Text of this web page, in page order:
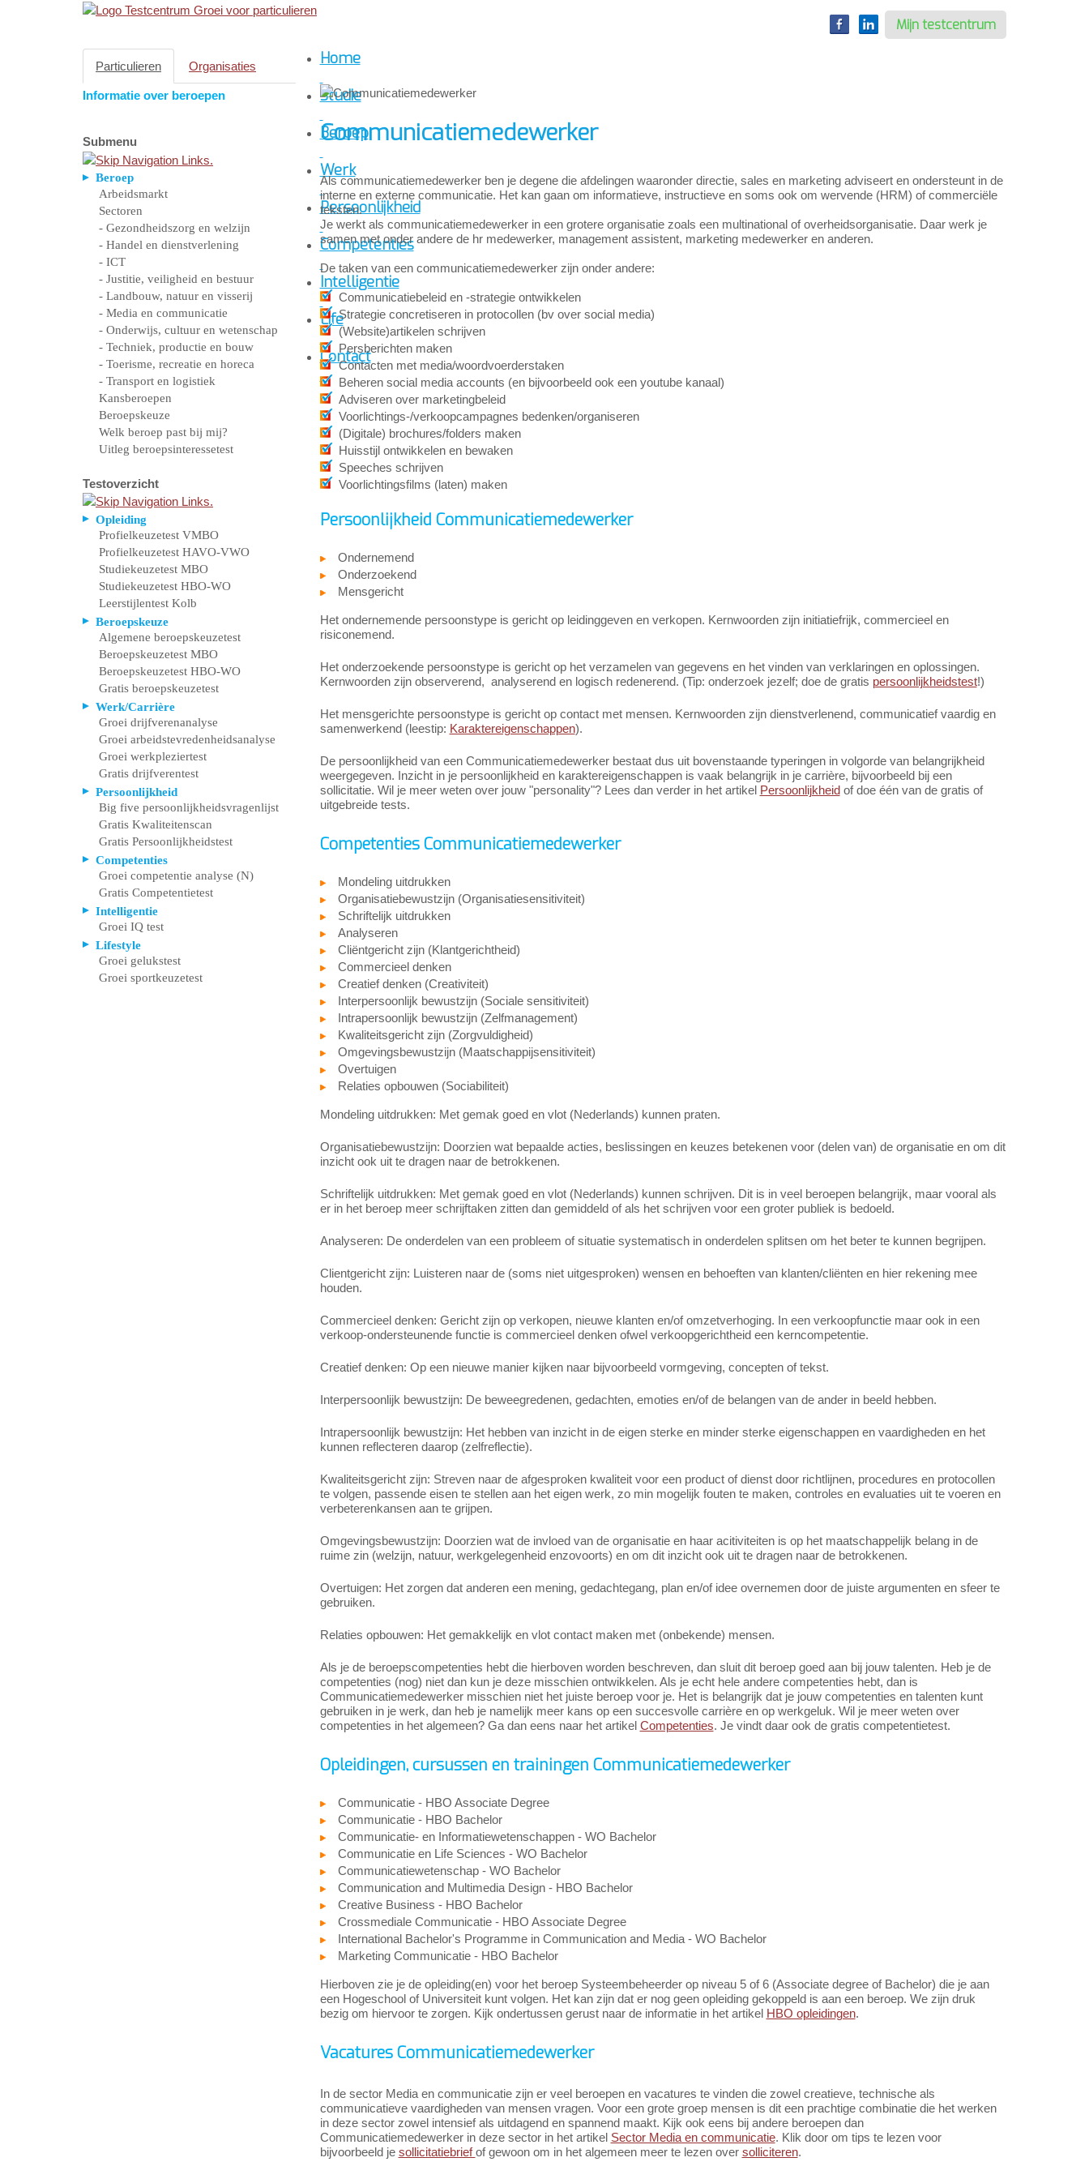
Mijn testcentrum
Particulieren Organisaties
Informatie over beroepen
Submenu
Beroep
Arbeidsmarkt
Sectoren
- Gezondheidszorg en welzijn
- Handel en dienstverlening
- ICT
- Justitie, veiligheid en bestuur
- Landbouw, natuur en visserij
- Media en communicatie
- Onderwijs, cultuur en wetenschap
- Techniek, productie en bouw
- Toerisme, recreatie en horeca
- Transport en logistiek
Kansberoepen
Beroepskeuze
Welk beroep past bij mij?
Uitleg beroepsinteressetest
Testoverzicht
Opleiding
Profielkeuzetest VMBO
Profielkeuzetest HAVO-VWO
Studiekeuzetest MBO
Studiekeuzetest HBO-WO
Leerstijlentest Kolb
Beroepskeuze
Algemene beroepskeuzetest
Beroepskeuzetest MBO
Beroepskeuzetest HBO-WO
Gratis beroepskeuzetest
Werk/Carrière
Groei drijfverenanalyse
Groei arbeidstevredenheidsanalyse
Groei werkpleziertest
Gratis drijfverentest
Persoonlijkheid
Big five persoonlijkheidsvragenlijst
Gratis Kwaliteitenscan
Gratis Persoonlijkheidstest
Competenties
Groei competentie analyse (N)
Gratis Competentietest
Intelligentie
Groei IQ test
Lifestyle
Groei gelukstest
Groei sportkeuzetest
Home
Studie
Beroep
Werk
Persoonlijkheid
Competenties
Intelligentie
Life
Contact
Communicatiemedewerker
Als communicatiemedewerker ben je degene die afdelingen waaronder directie, sales en marketing adviseert en ondersteunt in de
interne en externe communicatie. Het kan gaan om informatieve, instructieve en soms ook om wervende (HRM) of commerciële
teksten.
Je werkt als communicatiemedewerker in een grotere organisatie zoals een multinational of overheidsorganisatie. Daar werk je
samen met onder andere de hr medewerker, management assistent, marketing medewerker en anderen.
De taken van een communicatiemedewerker zijn onder andere:
Communicatiebeleid en -strategie ontwikkelen
Strategie concretiseren in protocollen (bv over social media)
(Website)artikelen schrijven
Persberichten maken
Contacten met media/woordvoerderstaken
Beheren social media accounts (en bijvoorbeeld ook een youtube kanaal)
Adviseren over marketingbeleid
Voorlichtings-/verkoopcampagnes bedenken/organiseren
(Digitale) brochures/folders maken
Huisstijl ontwikkelen en bewaken
Speeches schrijven
Voorlichtingsfilms (laten) maken
Persoonlijkheid Communicatiemedewerker
Ondernemend
Onderzoekend
Mensgericht
Het ondernemende persoonstype is gericht op leidinggeven en verkopen. Kernwoorden zijn initiatiefrijk, commercieel en
risiconemend.
Het onderzoekende persoonstype is gericht op het verzamelen van gegevens en het vinden van verklaringen en oplossingen.
Kernwoorden zijn observerend, analyserend en logisch redenerend. (Tip: onderzoek jezelf; doe de gratis persoonlijkheidstest!)
Het mensgerichte persoonstype is gericht op contact met mensen. Kernwoorden zijn dienstverlenend, communicatief vaardig en
samenwerkend (leestip: Karaktereigenschappen).
De persoonlijkheid van een Communicatiemedewerker bestaat dus uit bovenstaande typeringen in volgorde van belangrijkheid
weergegeven. Inzicht in je persoonlijkheid en karaktereigenschappen is vaak belangrijk in je carrière, bijvoorbeeld bij een
sollicitatie. Wil je meer weten over jouw "personality"? Lees dan verder in het artikel Persoonlijkheidof doe één van de gratis of
uitgebreide tests.
Competenties Communicatiemedewerker
Mondeling uitdrukken
Organisatiebewustzijn (Organisatiesensitiviteit)
Schriftelijk uitdrukken
Analyseren
Cliëntgericht zijn (Klantgerichtheid)
Commercieel denken
Creatief denken (Creativiteit)
Interpersoonlijk bewustzijn (Sociale sensitiviteit)
Intrapersoonlijk bewustzijn (Zelfmanagement)
Kwaliteitsgericht zijn (Zorgvuldigheid)
Omgevingsbewustzijn (Maatschappijsensitiviteit)
Overtuigen
Relaties opbouwen (Sociabiliteit)
Mondeling uitdrukken: Met gemak goed en vlot (Nederlands) kunnen praten.
Organisatiebewustzijn: Doorzien wat bepaalde acties, beslissingen en keuzes betekenen voor (delen van) de organisatie en om dit
inzicht ook uit te dragen naar de betrokkenen.
Schriftelijk uitdrukken: Met gemak goed en vlot (Nederlands) kunnen schrijven. Dit is in veel beroepen belangrijk, maar vooral als
er in het beroep meer schrijftaken zitten dan gemiddeld of als het schrijven voor een groter publiek is bedoeld.
Analyseren: De onderdelen van een probleem of situatie systematisch in onderdelen splitsen om het beter te kunnen begrijpen.
Clientgericht zijn: Luisteren naar de (soms niet uitgesproken) wensen en behoeften van klanten/cliënten en hier rekening mee
houden.
Commercieel denken: Gericht zijn op verkopen, nieuwe klanten en/of omzetverhoging. In een verkoopfunctie maar ook in een
verkoop-ondersteunende functie is commercieel denken ofwel verkoopgerichtheid een kerncompetentie.
Creatief denken: Op een nieuwe manier kijken naar bijvoorbeeld vormgeving, concepten of tekst.
Interpersoonlijk bewustzijn: De beweegredenen, gedachten, emoties en/of de belangen van de ander in beeld hebben.
Intrapersoonlijk bewustzijn: Het hebben van inzicht in de eigen sterke en minder sterke eigenschappen en vaardigheden en het
kunnen reflecteren daarop (zelfreflectie).
Kwaliteitsgericht zijn: Streven naar de afgesproken kwaliteit voor een product of dienst door richtlijnen, procedures en protocollen
te volgen, passende eisen te stellen aan het eigen werk, zo min mogelijk fouten te maken, controles en evaluaties uit te voeren en
verbeterenkansen aan te grijpen.
Omgevingsbewustzijn: Doorzien wat de invloed van de organisatie en haar acitiviteiten is op het maatschappelijk belang in de
ruime zin (welzijn, natuur, werkgelegenheid enzovoorts) en om dit inzicht ook uit te dragen naar de betrokkenen.
Overtuigen: Het zorgen dat anderen een mening, gedachtegang, plan en/of idee overnemen door de juiste argumenten en sfeer te
gebruiken.
Relaties opbouwen: Het gemakkelijk en vlot contact maken met (onbekende) mensen.
Als je de beroepscompetenties hebt die hierboven worden beschreven, dan sluit dit beroep goed aan bij jouw talenten. Heb je de
competenties (nog) niet dan kun je deze misschien ontwikkelen. Als je echt hele andere competenties hebt, dan is
Communicatiemedewerker misschien niet het juiste beroep voor je. Het is belangrijk dat je jouw competenties en talenten kunt
gebruiken in je werk, dan heb je namelijk meer kans op een succesvolle carrière en op werkgeluk. Wil je meer weten over
competenties in het algemeen? Ga dan eens naar het artikel Competenties. Je vindt daar ook de gratis competentietest.
Opleidingen, cursussen en trainingen Communicatiemedewerker
Communicatie - HBO Associate Degree
Communicatie - HBO Bachelor
Communicatie- en Informatiewetenschappen - WO Bachelor
Communicatie en Life Sciences - WO Bachelor
Communicatiewetenschap - WO Bachelor
Communication and Multimedia Design - HBO Bachelor
Creative Business - HBO Bachelor
Crossmediale Communicatie - HBO Associate Degree
International Bachelor's Programme in Communication and Media - WO Bachelor
Marketing Communicatie - HBO Bachelor
Hierboven zie je de opleiding(en) voor het beroep Systeembeheerder op niveau 5 of 6 (Associate degree of Bachelor) die je aan
een Hogeschool of Universiteit kunt volgen. Het kan zijn dat er nog geen opleiding gekoppeld is aan een beroep. We zijn druk
bezig om hiervoor te zorgen. Kijk ondertussen gerust naar de informatie in het artikel HBO opleidingen.
Vacatures Communicatiemedewerker
In de sector Media en communicatie zijn er veel beroepen en vacatures te vinden die zowel creatieve, technische als
communicatieve vaardigheden van mensen vragen. Voor een grote groep mensen is dit een prachtige combinatie die het werken
in deze sector zowel intensief als uitdagend en spannend maakt. Kijk ook eens bij andere beroepen dan
Communicatiemedewerker in deze sector in het artikel Sector Media en communicatie. Klik door om tips te lezen voor
bijvoorbeeld je sollicitatiebriefof gewoon om in het algemeen meer te lezen over solliciteren.